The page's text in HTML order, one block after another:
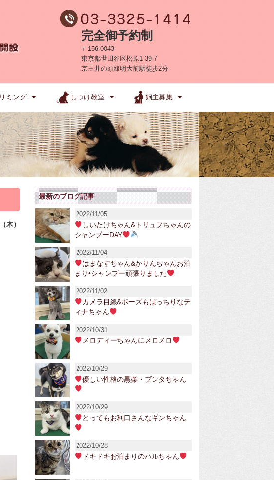
完全御予約制
〒156-0043
東京都世田谷区松原1-39-7
京王井の頭線明大前駅徒歩2分
ミング しつけ教室 飼主募集
木）
最新のブログ記事
2022/11/05
しいたけちゃん&トリュフちゃんの
シャンプーDAY
2022/11/04
はまなすちゃん&かりんちゃんお泊
まり•シャンプー頑張りました
2022/11/02
カメラ目線&ポーズもばっちりなテ
ィナちゃん
2022/10/31
メロディーちゃんにメロメロ
2022/10/29
優しい性格の黒柴・ブンタちゃん
2022/10/29
とってもお利口さんなギンちゃん
2022/10/28
ドキドキお泊まりのハルちゃん